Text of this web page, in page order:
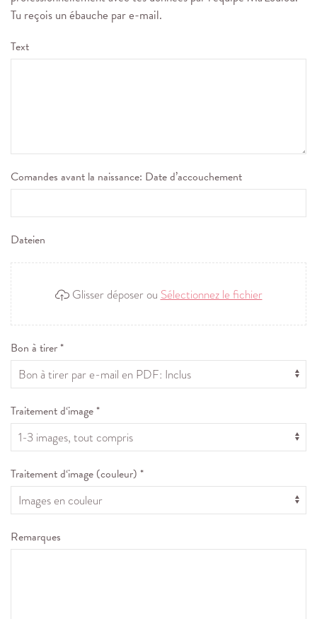
Tu reçois un ébauche par e-mail.
Text
Comandes avant la naissance: Date d’accouchement
Dateien
Glisser déposer ouSélectionnez le fichier
Bon à tirer *
Traitement d‘image *
Traitement d‘image (couleur) *
Remarques